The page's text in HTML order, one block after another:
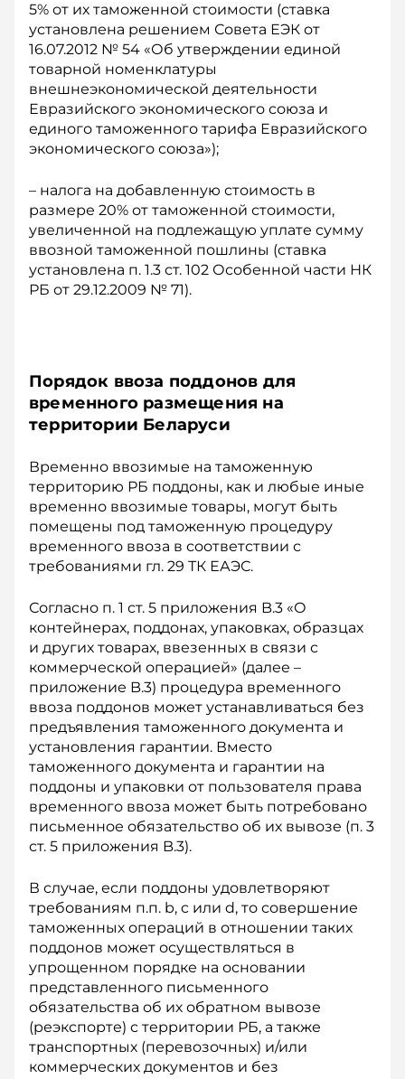
5% от их таможенной стоимости (ставка
установлена решением Совета ЕЭК от
16.07.2012 № 54 «Об утверждении единой
товарной номенклатуры
внешнеэкономической деятельности
Евразийского экономического союза и
единого таможенного тарифа Евразийского
экономического союза»);
– налога на добавленную стоимость в
размере 20% от таможенной стоимости,
увеличенной на подлежащую уплате сумму
ввозной таможенной пошлины (ставка
установлена п. 1.3 ст. 102 Особенной части НК
РБ от 29.12.2009 № 71).
Порядок ввоза поддонов для
временного размещения на
территории Беларуси
Временно ввозимые на таможенную
территорию РБ поддоны, как и любые иные
временно ввозимые товары, могут быть
помещены под таможенную процедуру
временного ввоза в соответствии с
требованиями гл. 29 ТК ЕАЭС.
Согласно п. 1 ст. 5 приложения B.3 «О
контейнерах, поддонах, упаковках, образцах
и других товарах, ввезенных в связи с
коммерческой операцией» (далее –
приложение B.3) процедура временного
ввоза поддонов может устанавливаться без
предъявления таможенного документа и
установления гарантии. Вместо
таможенного документа и гарантии на
поддоны и упаковки от пользователя права
временного ввоза может быть потребовано
письменное обязательство об их вывозе (п. 3
ст. 5 приложения B.3).
В случае, если поддоны удовлетворяют
требованиям п.п. b, c или d, то совершение
таможенных операций в отношении таких
поддонов может осуществляться в
упрощенном порядке на основании
представленного письменного
обязательства об их обратном вывозе
(реэкспорте) с территории РБ, а также
транспорт­ных (перевозочных) и/или
коммерческих документов и без